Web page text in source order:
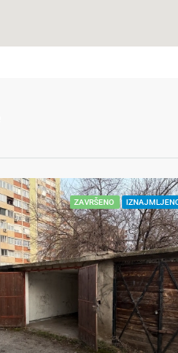
ZAVRŠENO